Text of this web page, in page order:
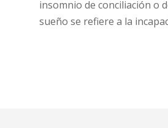
insomnio de conciliación o
sueño se refiere a la